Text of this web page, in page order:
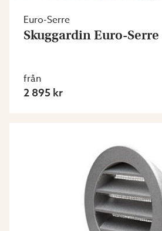
Euro-Serre
Skuggardin Euro-
från
2 895 kr